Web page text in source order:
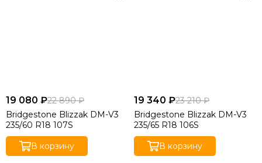
19 080 ₽22 890 ₽
Bridgestone Blizzak DM-V3
235/60 R18 107S
В корзину
19 340 ₽23 210 ₽
Bridgestone Blizzak DM-V3
235/65 R18 106S
В корзину